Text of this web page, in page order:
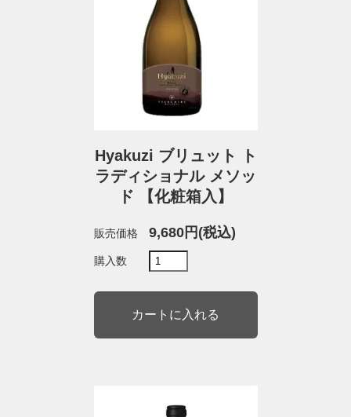
Hyakuzi ブリュット ト
ラディショナル メソッ
ド 【化粧箱入】
販売価格 9,680円(税込)
購入数